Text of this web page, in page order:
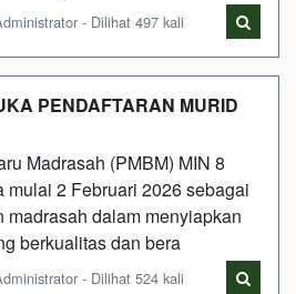
- Dilihat 497 kali
PENDAFTARAN MURID
Madrasah (PMBM) MIN 8
mulai 2 Februari 2026 sebagai
madrasah dalam menyiapkan
berkualitas dan bera
- Dilihat 524 kali